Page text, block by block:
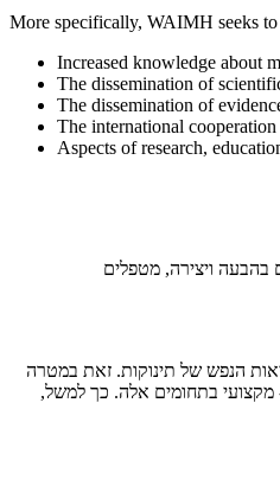
More specifically, WAIMH seeks
Increased knowledge about
The dissemination of
The dissemination of
The international
Aspects of research,
בהבעה ויצירה, מטפלים
הנפש של תינוקות. זאת במטרה
מקצועי בתחומים אלה. כך למשל,